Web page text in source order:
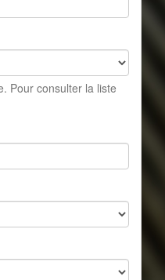
Pour consulter la liste